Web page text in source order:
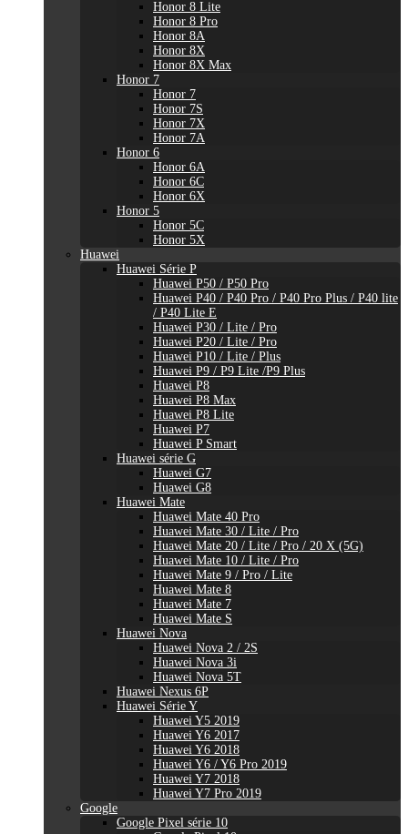
Honor 8 Lite
Honor 8 Pro
Honor 8A
Honor 8X
Honor 8X Max
Honor 7
Honor 7
Honor 7S
Honor 7X
Honor 7A
Honor 6
Honor 6A
Honor 6C
Honor 6X
Honor 5
Honor 5C
Honor 5X
Huawei
Huawei Série P
Huawei P50 / P50 Pro
Huawei P40 / P40 Pro / P40 Pro Plus / P40 lite
/ P40 Lite E
Huawei P30 / Lite / Pro
Huawei P20 / Lite / Pro
Huawei P10 / Lite / Plus
Huawei P9 / P9 Lite /P9 Plus
Huawei P8
Huawei P8 Max
Huawei P8 Lite
Huawei P7
Huawei P Smart
Huawei série G
Huawei G7
Huawei G8
Huawei Mate
Huawei Mate 40 Pro
Huawei Mate 30 / Lite / Pro
Huawei Mate 20 / Lite / Pro / 20 X (5G)
Huawei Mate 10 / Lite / Pro
Huawei Mate 9 / Pro / Lite
Huawei Mate 8
Huawei Mate 7
Huawei Mate S
Huawei Nova
Huawei Nova 2 / 2S
Huawei Nova 3i
Huawei Nova 5T
Huawei Nexus 6P
Huawei Série Y
Huawei Y5 2019
Huawei Y6 2017
Huawei Y6 2018
Huawei Y6 / Y6 Pro 2019
Huawei Y7 2018
Huawei Y7 Pro 2019
Google
Google Pixel série 10